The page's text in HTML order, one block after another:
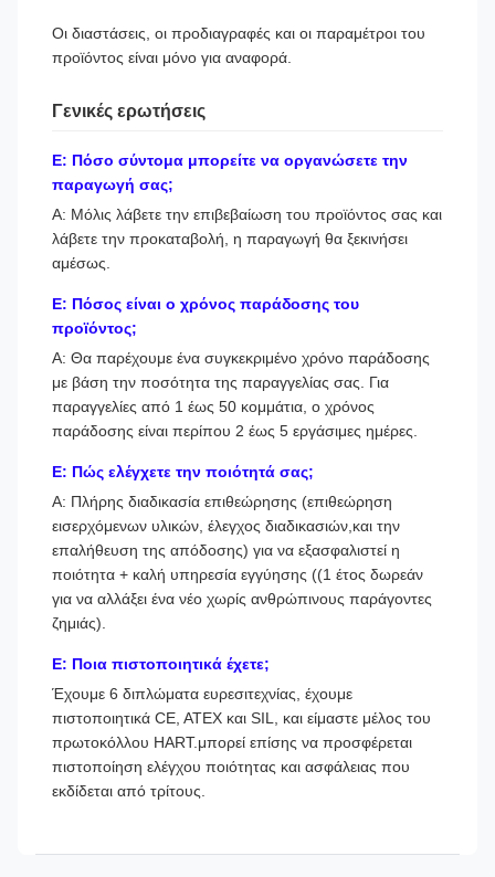
Οι διαστάσεις, οι προδιαγραφές και οι παραμέτροι του
προϊόντος είναι μόνο για αναφορά.
Γενικές ερωτήσεις
Ε: Πόσο σύντομα μπορείτε να οργανώσετε την
παραγωγή σας;
Α: Μόλις λάβετε την επιβεβαίωση του προϊόντος σας και
λάβετε την προκαταβολή, η παραγωγή θα ξεκινήσει
αμέσως.
Ε: Πόσος είναι ο χρόνος παράδοσης του
προϊόντος;
Α: Θα παρέχουμε ένα συγκεκριμένο χρόνο παράδοσης
με βάση την ποσότητα της παραγγελίας σας. Για
παραγγελίες από 1 έως 50 κομμάτια, ο χρόνος
παράδοσης είναι περίπου 2 έως 5 εργάσιμες ημέρες.
Ε: Πώς ελέγχετε την ποιότητά σας;
Α: Πλήρης διαδικασία επιθεώρησης (επιθεώρηση
εισερχόμενων υλικών, έλεγχος διαδικασιών,και την
επαλήθευση της απόδοσης) για να εξασφαλιστεί η
ποιότητα + καλή υπηρεσία εγγύησης ((1 έτος δωρεάν
για να αλλάξει ένα νέο χωρίς ανθρώπινους παράγοντες
ζημιάς).
Ε: Ποια πιστοποιητικά έχετε;
Έχουμε 6 διπλώματα ευρεσιτεχνίας, έχουμε
πιστοποιητικά CE, ATEX και SIL, και είμαστε μέλος του
πρωτοκόλλου HART.μπορεί επίσης να προσφέρεται
πιστοποίηση ελέγχου ποιότητας και ασφάλειας που
εκδίδεται από τρίτους.